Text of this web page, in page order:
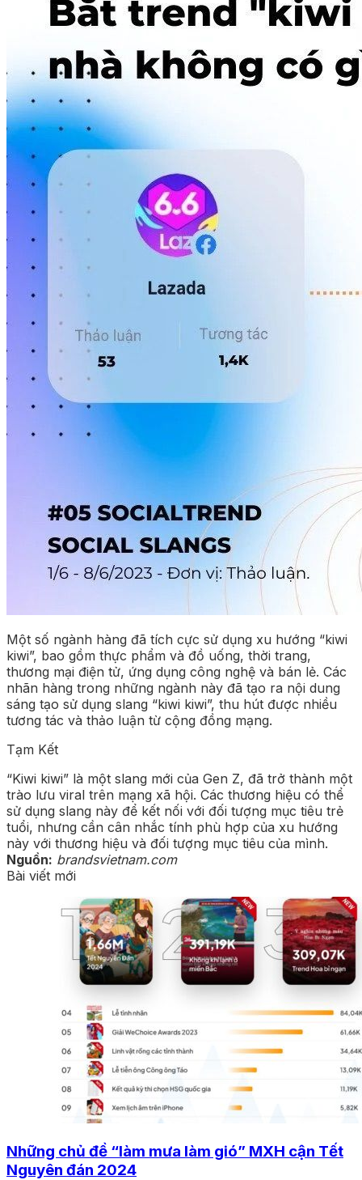
Một số ngành hàng đã tích cực sử dụng xu hướng “kiwi
kiwi”, bao gồm thực phẩm và đồ uống, thời trang,
thương mại điện tử, ứng dụng công nghệ và bán lẻ. Các
nhãn hàng trong những ngành này đã tạo ra nội dung
sáng tạo sử dụng slang “kiwi kiwi”, thu hút được nhiều
tương tác và thảo luận từ cộng đồng mạng.
Tạm Kết
“Kiwi kiwi” là một slang mới của Gen Z, đã trở thành một
trào lưu viral trên mạng xã hội. Các thương hiệu có thể
sử dụng slang này để kết nối với đối tượng mục tiêu trẻ
tuổi, nhưng cần cân nhắc tính phù hợp của xu hướng
này với thương hiệu và đối tượng mục tiêu của mình.
Nguồn: brandsvietnam.com
Bài viết mới
Những chủ đề “làm mưa làm gió” MXH cận Tết
Nguyên đán 2024